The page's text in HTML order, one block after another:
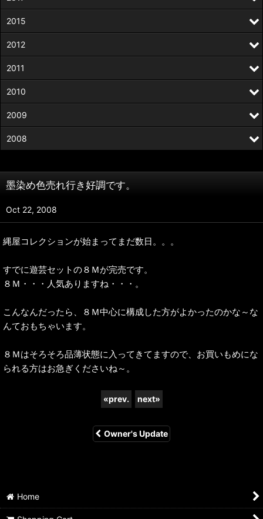
墨染め色売れ行き好調です。
Oct 22, 2008
縄屋コレクションが始まってまだ数日。。。
すでに遊芸セットの８Ｍが完売です。
８Ｍ・・・人気ありますね・・・。
こんなんだったら、８Ｍ中心に構成した方がよかったのかな～な
んておもちゃいます。
８Ｍはそろそろ品薄状態に入ってきてますので、お買いもめにな
られる方はお急ぎくださいね～。
«prev. next»
Owner's Update
2015
2012
2011
2010
2009
2008
Home